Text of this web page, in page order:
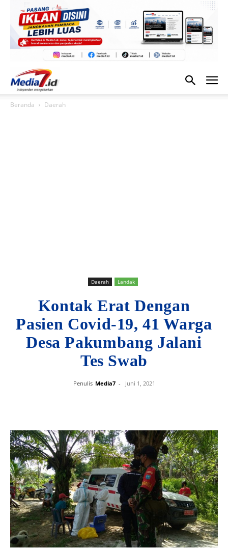
Beranda Daerah
Daerah Landak
Kontak Erat Dengan
Pasien Covid-19, 41 Warga
Desa Pakumbang Jalani
Tes Swab
Penulis Media7 - Juni 1, 2021